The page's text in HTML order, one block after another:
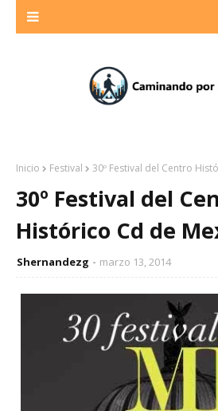
Inicio Festival 30º Festival del Centro
30º Festival del
Histórico Cd de
Shernandezg marzo 13, 2014